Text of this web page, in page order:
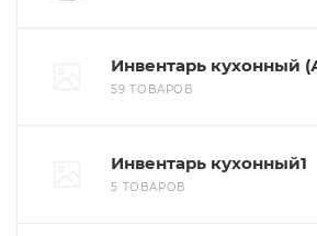
Инвентарь кухонный
59 ТОВАРОВ
Инвентарь кухонный1
5 ТОВАРОВ